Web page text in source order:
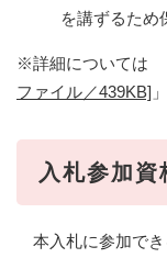
を講ずるため
※詳細については
ファイル／439KB]
入札参加資
本入札に参加でき